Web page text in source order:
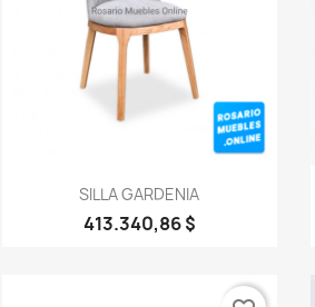
 Vista rápida
SILLA GARDENIA
413.340,86 $